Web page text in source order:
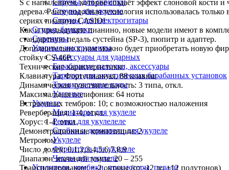
Струны для скрипки
Струны для укулеле
Струны для электрогитары
Стулья, банкетки
Сувениры
Ударные инструменты
Аксессуары для ударных
Барабанные палочки, аксессуары
Тарелки для акустических барабанных установок
Тренировочные пэды
Ударные
Укулеле
Медиаторы для укулеле
Ремни для укулелеле
Стойки и держатели для укулеле
Укулеле
Фурнитура для укулеле
Чехлы для укулеле
Усилители, комбики, процессоры, педали
S с напылением, которое создаёт эффект слоновой кости и
дерева. Ранее подобная технология использовалась только
сериях пианино CASIO!
Как и предыдущие пианино, новые модели имеют в
стандартную педаль сустейна (SP-3), пюпитр и адаптер.
Дополнительно к ним можно будет приобретать новую
стойку CS-46P.
Технические характеристики:
Клавиатура: Фортепианная, 88 клавиш
Динамическая чувствительность: 3 типа, откл.
Максимальная полифония: 64 ноты
Встроенных тембров: 10; с возможностью наложения
Реверберация: 1-4, откл.
Хорус: 1-4, откл.
Демонстрационные композиции: 2
Метроном
Число долей: 0,1,2,3,4,5,6,7,8,9
Диапазон значений темпа: 20 – 255
Транспонирование: +-2 октавы (от -12 до +12 полутонов)